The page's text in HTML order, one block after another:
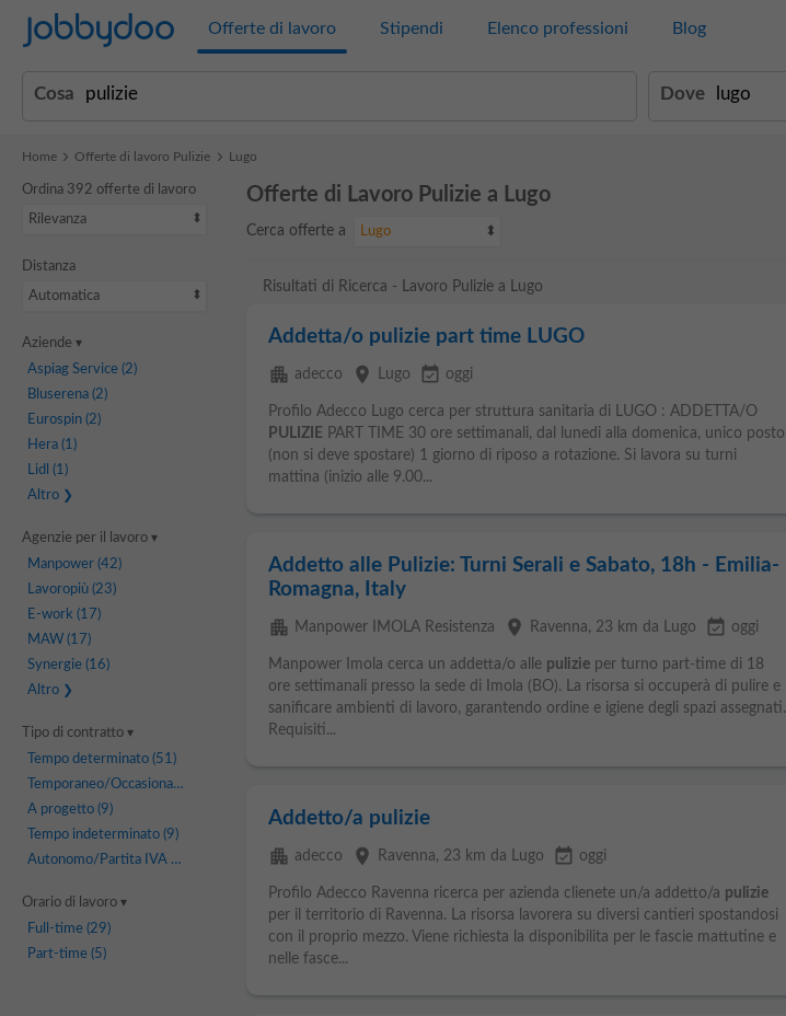
Jobbydoo Offerte di lavoro Stipendi Elenco professioni Blog
Cosa Dove
Home Offerte di lavoro Pulizie Lugo
Ordina 392 offerte di lavoro
Rilevanza
Distanza
Automatica
Aziende
Aspiag Service(2)
Bluserena(2)
Eurospin(2)
Hera(1)
Lidl (1)
Altro
Agenzie per il lavoro
Manpower(42)
Lavoropiù(23)
E-work (17)
MAW(17)
Synergie(16)
Altro
Tipo di contratto
Tempo determinato(51)
Temporaneo/Occasionale
A progetto(9)
Tempo indeterminato(9)
Autonomo/Partita IVA(1)
Orario di lavoro
Full-time(29)
Part-time(5)
Offerte di Lavoro Pulizie a Lugo
Cerca offerte a Lugo
Risultati di Ricerca - Lavoro Pulizie a Lugo
Addetta/o pulizie part time LUGO
apartment adecco place Lugo event_available oggi
Profilo Adecco Lugo cerca per struttura sanitaria di LUGO : ADDETTA/O
PULIZIEPART TIME 30 ore settimanali, dal lunedi alla domenica, unico posto
(non si deve spostare) 1 giorno di riposo a rotazione. Si lavora su turni
mattina (inizio alle 9.00...
Addetto alle Pulizie: Turni Serali e Sabato, 18h - Emilia-
Romagna, Italy
apartment Manpower IMOLA Resistenza place Ravenna, 23 km da Lugo event_available oggi
Manpower Imola cerca un addetta/o alle pulizieper turno part-time di 18
ore settimanali presso la sede di Imola (BO). La risorsa si occuperà di pulire e
sanificare ambienti di lavoro, garantendo ordine e igiene degli spazi assegnati.
Requisiti...
Addetto/a pulizie
apartment adecco place Ravenna, 23 km da Lugo event_available oggi
Profilo Adecco Ravenna ricerca per azienda clienete un/a addetto/a pulizie
per il territorio di Ravenna. La risorsa lavorera su diversi cantieri spostandosi
con il proprio mezzo. Viene richiesta la disponibilita per le fascie mattutine e
nelle fasce...